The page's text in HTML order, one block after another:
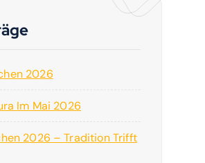
2026
Im Mai 2026
2026 – Tradition Trifft